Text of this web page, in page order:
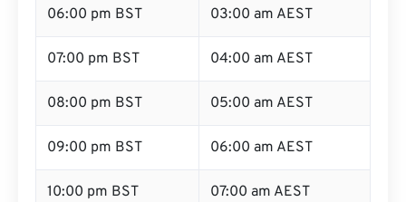
06:00 pm BST 03:00 am AEST
07:00 pm BST 04:00 am AEST
08:00 pm BST 05:00 am AEST
09:00 pm BST 06:00 am AEST
10:00 pm BST 07:00 am AEST